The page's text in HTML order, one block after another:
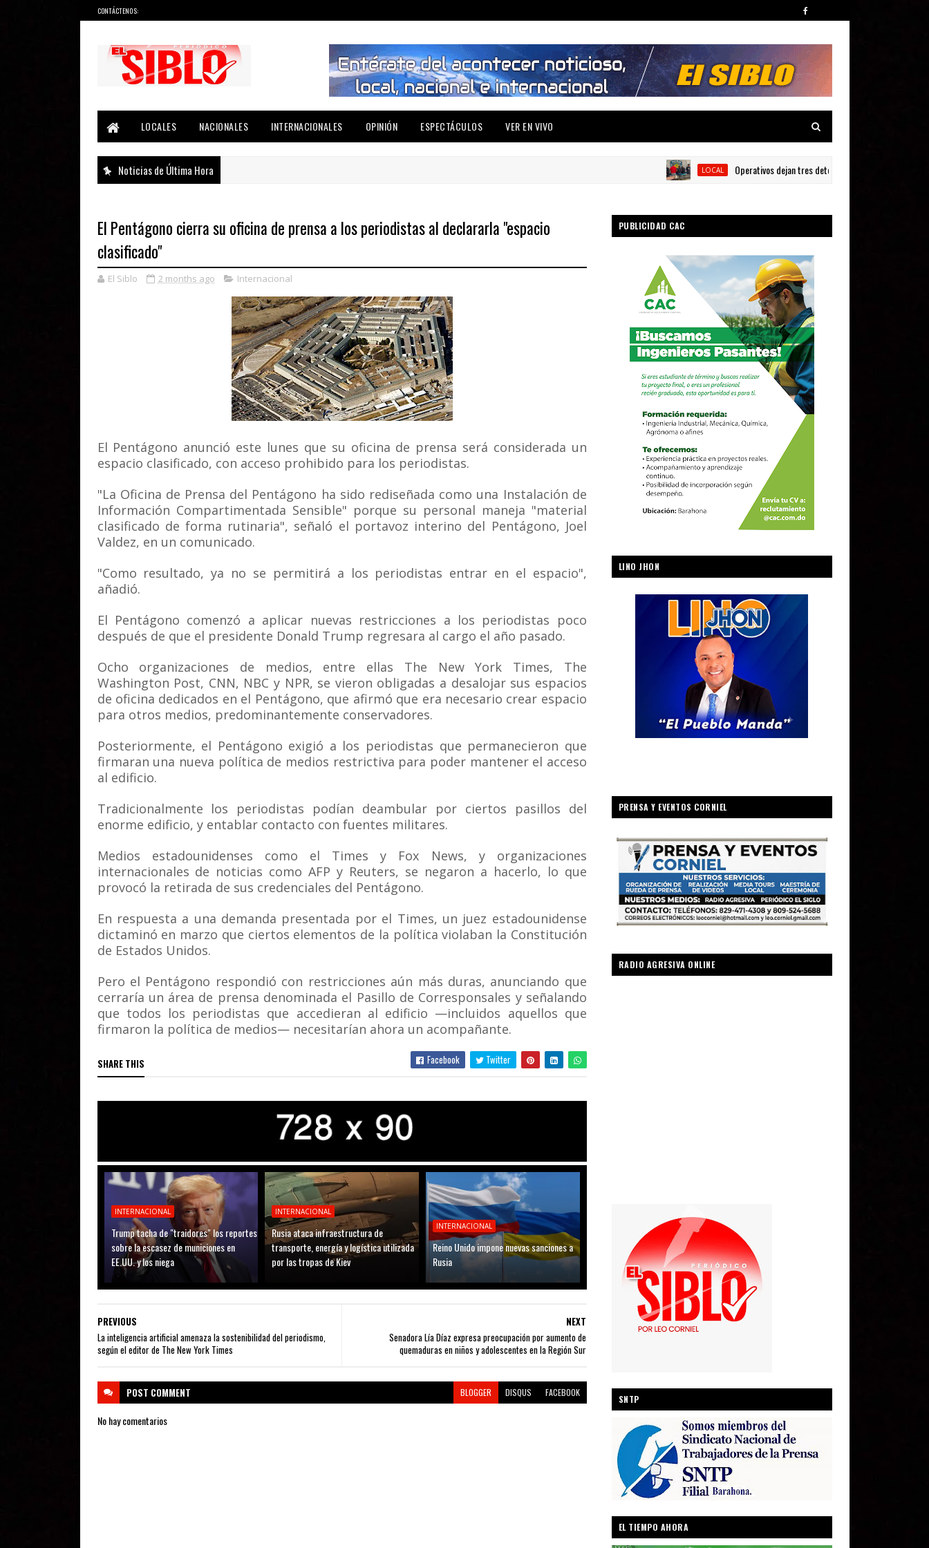
CONTÁCTENOS:
LOCALES
NACIONALES INTERNACIONALES OPINIÓN ESPECTÁCULOS VER EN VIVO
Noticias de Última Hora LOCAL Operativos dejan tres detenidos y siete armas ocupadas en
El Pentágono cierra su oficina de prensa a los periodistas al declararla "espacio
clasificado"
El Siblo 2 months ago Internacional
El Pentágono anunció este lunes que su oficina de prensa será considerada un
espacio clasificado, con acceso prohibido para los periodistas.
"La Oficina de Prensa del Pentágono ha sido rediseñada como una Instalación de
Información Compartimentada Sensible" porque su personal maneja "material
clasificado de forma rutinaria", señaló el portavoz interino del Pentágono, Joel
Valdez, en un comunicado.
"Como resultado, ya no se permitirá a los periodistas entrar en el espacio",
añadió.
El Pentágono comenzó a aplicar nuevas restricciones a los periodistas poco
después de que el presidente Donald Trump regresara al cargo el año pasado.
Ocho organizaciones de medios, entre ellas The New York Times, The
Washington Post, CNN, NBC y NPR, se vieron obligadas a desalojar sus espacios
de oficina dedicados en el Pentágono, que afirmó que era necesario crear espacio
para otros medios, predominantemente conservadores.
Posteriormente, el Pentágono exigió a los periodistas que permanecieron que
firmaran una nueva política de medios restrictiva para poder mantener el acceso
al edificio.
Tradicionalmente los periodistas podían deambular por ciertos pasillos del
enorme edificio, y entablar contacto con fuentes militares.
Medios estadounidenses como el Times y Fox News, y organizaciones
internacionales de noticias como AFP y Reuters, se negaron a hacerlo, lo que
provocó la retirada de sus credenciales del Pentágono.
En respuesta a una demanda presentada por el Times, un juez estadounidense
dictaminó en marzo que ciertos elementos de la política violaban la Constitución
de Estados Unidos.
Pero el Pentágono respondió con restricciones aún más duras, anunciando que
cerraría un área de prensa denominada el Pasillo de Corresponsales y señalando
que todos los periodistas que accedieran al edificio —incluidos aquellos que
firmaron la política de medios— necesitarían ahora un acompañante.
SHARE THIS Facebook Twitter
INTERNACIONAL
Trump tacha de "traidores" los reportes
sobre la escasez de municiones en
EE.UU. y los niega
INTERNACIONAL
Rusia ataca infraestructura de
transporte, energía y logística utilizada
por las tropas de Kiev
INTERNACIONAL
Reino Unido impone nuevas sanciones a
Rusia
NEXT
Senadora Lía Díaz expresa preocupación por aumento de
quemaduras en niños y adolescentes en la Región Sur
PREVIOUS
La inteligencia artificial amenaza la sostenibilidad del periodismo,
según el editor de The New York Times
POST COMMENT BLOGGER DISQUS FACEBOOK
No hay comentarios
PUBLICIDAD CAC
LINO JHON
PRENSA Y EVENTOS CORNIEL
RADIO AGRESIVA ONLINE
SNTP
EL TIEMPO AHORA